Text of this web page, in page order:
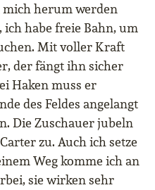
mich herum werden
ich habe freie Bahn, um
Mit voller Kraft
der fängt ihn sicher
Haken muss er
des Feldes angelangt
Die Zuschauer jubeln
zu. Auch ich setze
Weg komme ich an
sie wirken sehr